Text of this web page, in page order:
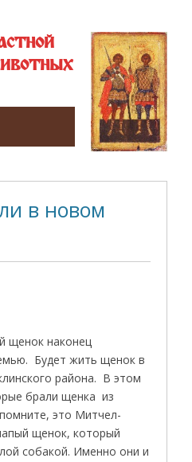
в новом
щенок наконец
Будет жить щенок в
района. В этом
брали щенка из
это Митчел-
щенок, который
собакой. Именно они и